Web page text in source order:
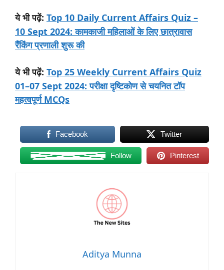
ये भी पढ़ें: Top 10 Daily Current Affairs Quiz –
10 Sept 2024: कामकाजी महिलाओं के लिए छात्रावास
रैंकिंग प्रणाली शुरू की
ये भी पढ़ें: Top 25 Weekly Current Affairs Quiz
01–07 Sept 2024: परीक्षा दृष्टिकोण से चयनित टॉप
महत्वपूर्ण MCQs
Facebook Twitter
Follow Pinterest
Aditya Munna